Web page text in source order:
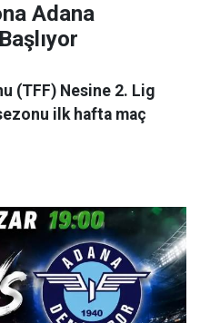
Adana
(TFF) Nesine 2. Lig
ilk hafta maç